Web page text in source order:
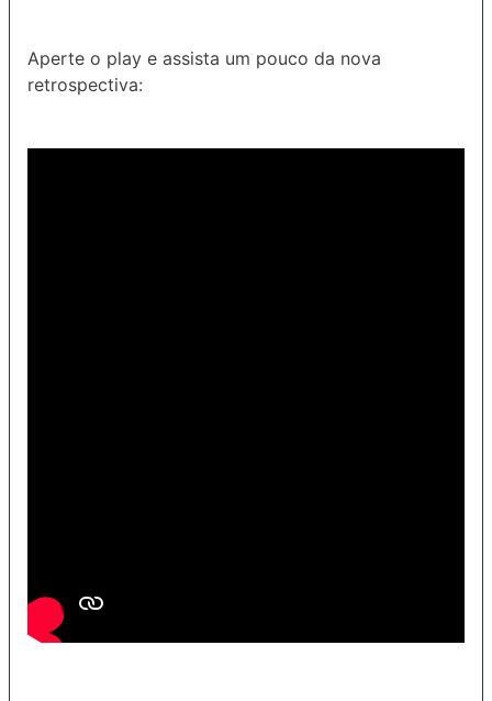
Aperte o play e assista um pouco da nova
retrospectiva: